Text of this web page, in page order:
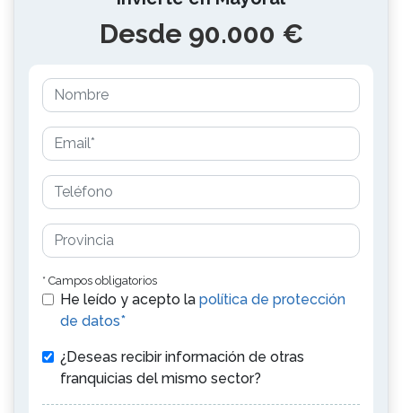
Desde 90.000 €
* Campos obligatorios
He leído y acepto la política de protección
de datos*
¿Deseas recibir información de otras
franquicias del mismo sector?